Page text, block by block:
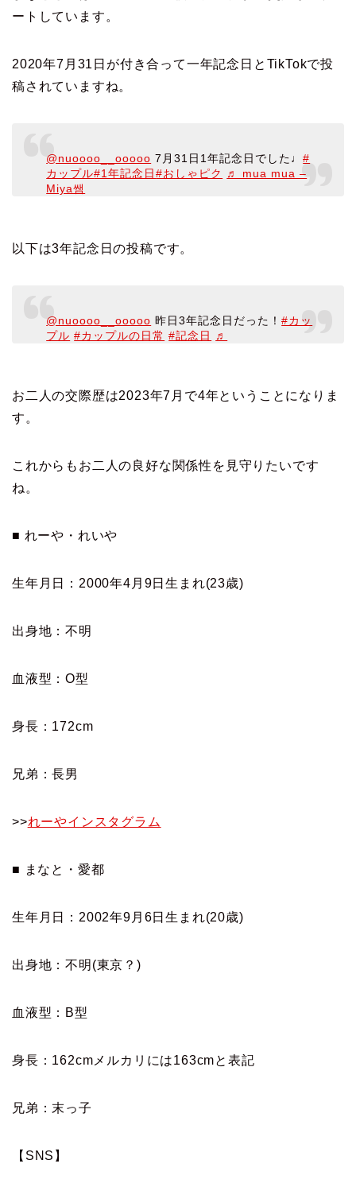
ートしています。
2020年7月31日が付き合って一年記念日とTikTokで投
稿されていますね。
@nuoooo__ooooo 7月31日1年記念日でした♩#
カップル#1年記念日#おしゃピク
♬ mua mua –
Miya쌤
以下は3年記念日の投稿です。
@nuoooo__ooooo 昨日3年記念日だった！#カッ
プル #カップルの日常 #記念日 ♬
お二人の交際歴は2023年7月で4年ということになりま
す。
これからもお二人の良好な関係性を見守りたいです
ね。
■ れーや・れいや
生年月日：2000年4月9日生まれ(23歳)
出身地：不明
血液型：O型
身長：172cm
兄弟：長男
>>れーやインスタグラム
■ まなと・愛都
生年月日：2002年9月6日生まれ(20歳)
出身地：不明(東京？)
血液型：B型
身長：162cmメルカリには163cmと表記
兄弟：末っ子
【SNS】